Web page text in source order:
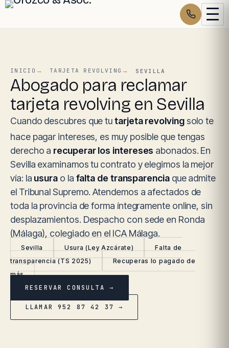
INICIO TARJETA REVOLVING SEVILLA
Abogado para reclamar
tarjeta revolving en Sevilla
Cuando descubres que tutarjeta revolvingsolo te
hace pagar intereses, es muy posible que tengas
derecho a recuperar los intereses abonados. En
Sevilla examinamos tu contrato y elegimos la mejor
vía: la usurao la falta de transparenciaque admite
el Tribunal Supremo. Atendemos a afectados de
toda la provincia de forma íntegramente online, sin
desplazamientos. Despacho con sede en Ronda
(Málaga), colegiado en el ICA Málaga.
Sevilla Usura (Ley Azcárate)
Falta de
transparencia (TS 2025)
Recuperas lo pagado de
más
RESERVAR CONSULTA →
LLAMAR 952 87 42 37 →